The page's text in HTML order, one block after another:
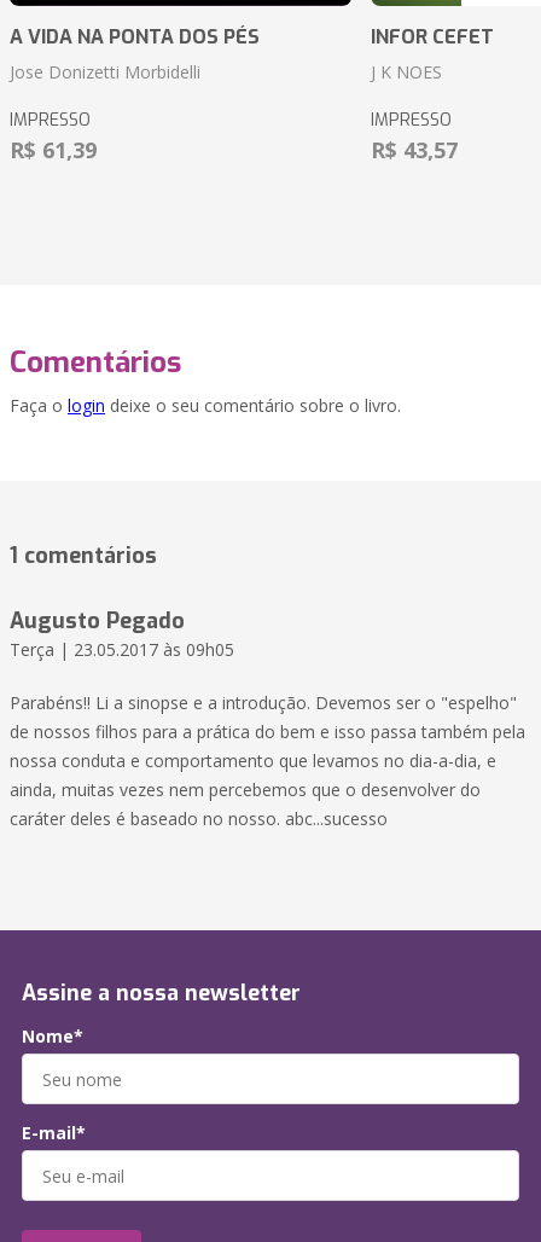
A VIDA NA PONTA DOS PÉS
Jose Donizetti Morbidelli
IMPRESSO
R$ 61,39
INFOR CEFET
J K NOES
IMPRESSO
R$ 43,57
Comentários
Faça o login deixe o seu comentário sobre o livro.
1 comentários
Augusto Pegado
Terça | 23.05.2017 às 09h05
Parabéns!! Li a sinopse e a introdução. Devemos ser o "espelho"
de nossos filhos para a prática do bem e isso passa também pela
nossa conduta e comportamento que levamos no dia-a-dia, e
ainda, muitas vezes nem percebemos que o desenvolver do
caráter deles é baseado no nosso. abc...sucesso
Assine a nossa newsletter
Nome*
E-mail*